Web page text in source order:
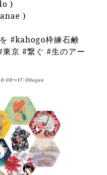
)
)
#kahogo枠練石鹸
京 #繋ぐ #生のアー